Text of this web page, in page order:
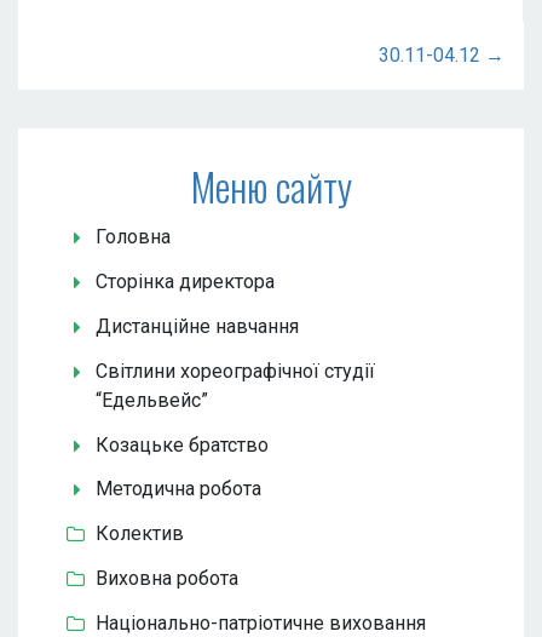
30.11-04.12 →
Меню сайту
Головна
Сторінка директора
Дистанційне навчання
Світлини хореографічної студії
“Едельвейс”
Козацьке братство
Методична робота
Колектив
Виховна робота
Національно-патріотичне виховання